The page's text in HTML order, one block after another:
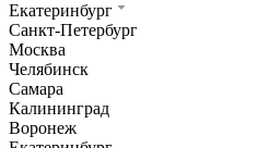
Екатеринбург
Санкт-Петербург
Москва
Челябинск
Самара
Калининград
Воронеж